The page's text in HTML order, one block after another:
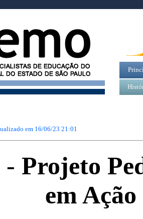
em 16/06/23 21:01
- Projeto
em Ação